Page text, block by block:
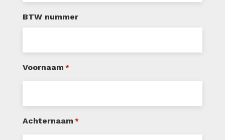
BTW nummer
Voornaam *
Achternaam *